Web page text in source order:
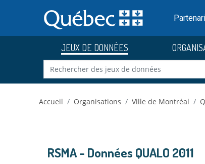
au
contenu
JEUX DE DONNÉES
Accueil Organisations Ville de Montréal
RSMA - Données QUALO 2011